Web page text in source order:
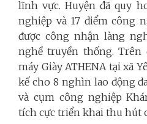
lĩnh vực. Huyện đã quy
nghiệp và 17 điểm công
được công nhận làng
nghề truyền thống. Trên
máy Giày ATHENA tại xã
kế cho 8 nghìn lao động
và cụm công nghiệp
tích cực triển khai thu hút